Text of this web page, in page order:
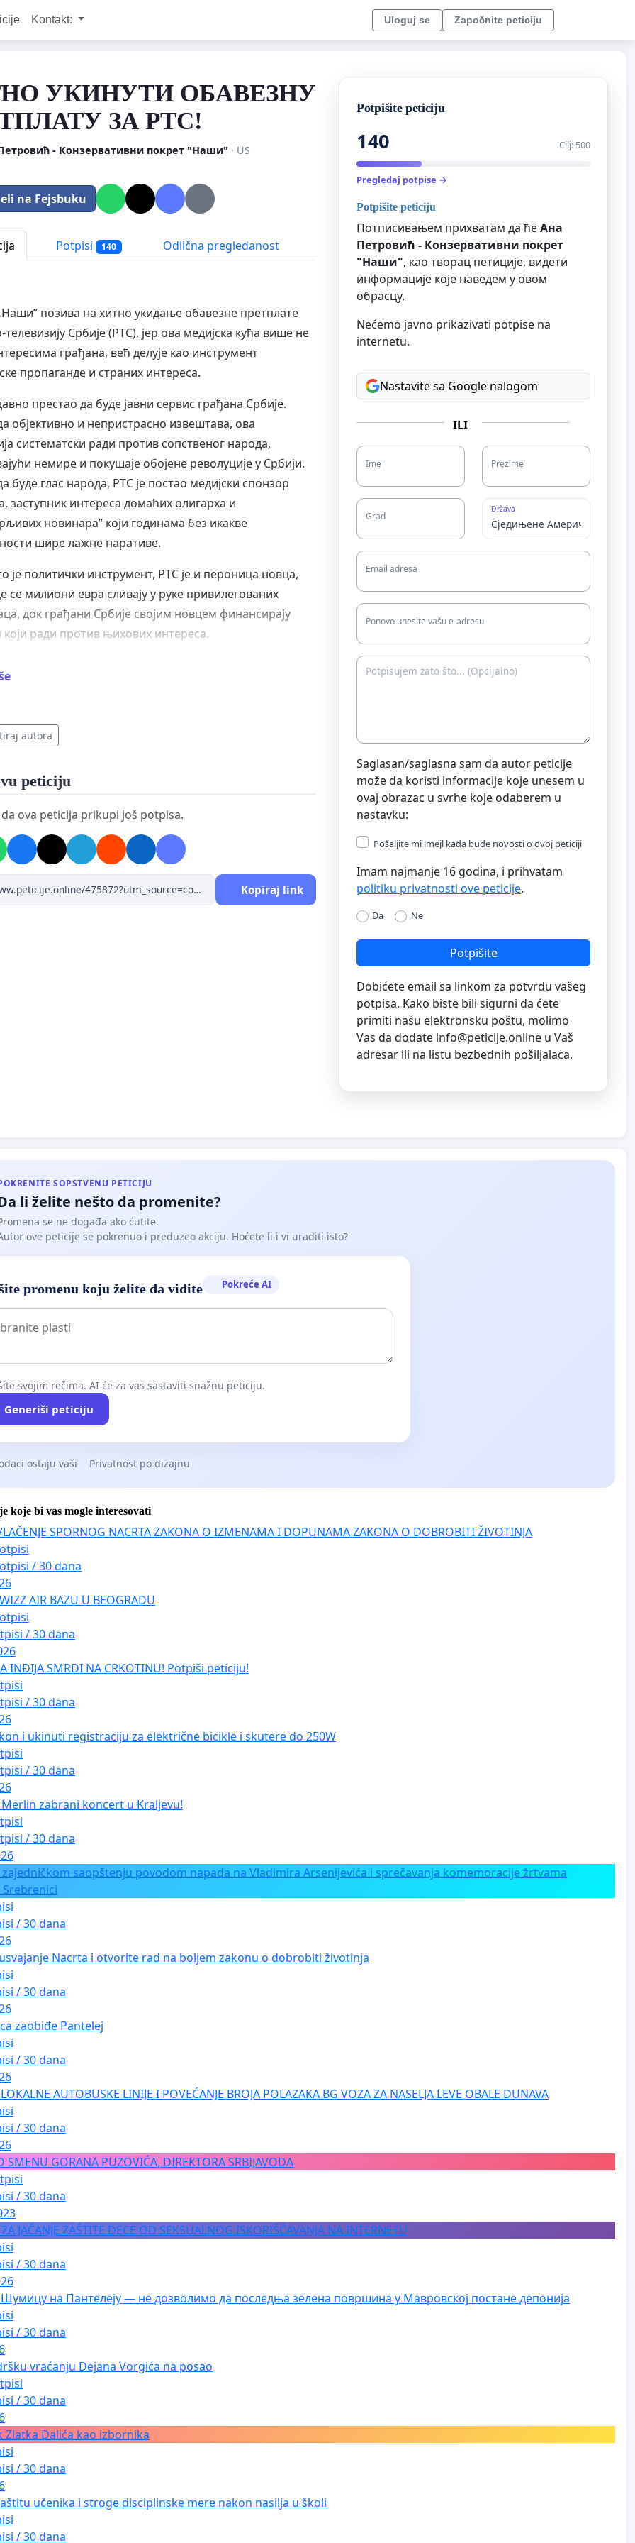
Kontakt: Uloguj se Započnite peticiju
УКИНУТИ ОБАВЕЗНУ
ЗА РТС!
- Конзервативни покрет "Наши" · US
na Fejsbuku
Potpisi 140 Odlična pregledanost
позива на хитно укидање обавезне претплате
телевизију Србије (РТС), јер ова медијска кућа више не
грађана, већ делује као инструмент
пропаганде и страних интереса.
престао да буде јавни сервис грађана Србије.
објективно и непристрасно извештава, ова
систематски ради против сопственог народа,
немире и покушаје обојене револуције у Србији.
буде глас народа, РТС је постао медијски спонзор
заступник интереса домаћих олигарха и
новинара” који годинама без икакве
шире лажне наративе.
је политички инструмент, РТС је и пероница новца,
се милиони евра сливају у руке привилегованих
док грађани Србије својим новцем финансирају
ради против њихових интереса.
претплате за РТС и позивамо све грађане Србије да
медиј који ради против нас.
медију. Нема оправдања да народ Србије
хитно укидање обавезне претплате за РТС и
процеса преиспитивања рада ове медијске куће,
утврдило ко је одговоран за вишегодишњу
јавности и злоупотребу јавних ресурса.
autora
peticiju
ova peticija prikupi još potpisa.
Kopiraj link
Potpišite peticiju
140 Cilj: 500
Pregledaj potpise →
Potpišite peticiju
Потписивањем прихватам да ћеАна
Петровић - Конзервативни покрет
"Наши", као творац петиције, видети
информације које наведем у овом
обрасцу.
Nećemo javno prikazivati potpise na
internetu.
Nastavite sa Google nalogom
ILI
Ime Prezime
Grad
Država
Email adresa
Ponovo unesite vašu e-adresu
Saglasan/saglasna sam da autor peticije
može da koristi informacije koje unesem u
ovaj obrazac u svrhe koje odaberem u
nastavku:
Pošaljite mi imejl kada bude novosti o ovoj peticiji
Imam najmanje 16 godina, i prihvatam
politiku privatnosti ove peticije.
Da Ne
Potpišite
Dobićete email sa linkom za potvrdu vašeg
potpisa. Kako biste bili sigurni da ćete
primiti našu elektronsku poštu, molimo
Vas da dodate info@peticije.online u Vaš
adresar ili na listu bezbednih pošiljalaca.
SOPSTVENU PETICIJU
li želite nešto da promenite?
se ne događa ako ćutite.
ove peticije se pokrenuo i preduzeo akciju. Hoćete li i vi uraditi isto?
promenu koju želite da vidite Pokreće AI
svojim rečima. AI će za vas sastaviti snažnu peticiju.
Generiši peticiju
ostaju vaši Privatnost po dizajnu
koje bi vas mogle interesovati
SPORNOG NACRTA ZAKONA O IZMENAMA I DOPUNAMA ZAKONA O DOBROBITI ŽIVOTINJA
/ 30 dana
AIR BAZU U BEOGRADU
/ 30 dana
INĐIJA SMRDI NA CRKOTINU! Potpiši peticiju!
/ 30 dana
i ukinuti registraciju za električne bicikle i skutere do 250W
/ 30 dana
zabrani koncert u Kraljevu!
/ 30 dana
saopštenju povodom napada na Vladimira Arsenijevića i sprečavanja komemoracije žrtvama
/ 30 dana
Nacrta i otvorite rad na boljem zakonu o dobrobiti životinja
/ 30 dana
zaobiđe Pantelej
/ 30 dana
AUTOBUSKE LINIJE I POVEĆANJE BROJA POLAZAKA BG VOZA ZA NASELJA LEVE OBALE DUNAVA
/ 30 dana
SMENU GORANA PUZOVIĆA, DIREKTORA SRBIJAVODA
/ 30 dana
JAČANJE ZAŠTITE DECE OD SEKSUALNOG ISKORIŠĆAVANJA NA INTERNETU
/ 30 dana
на Пантелеју — не дозволимо да последња зелена површина у Мавровској постане депонија
/ 30 dana
vraćanju Dejana Vorgića na posao
/ 30 dana
Zlatka Dalića kao izbornika
/ 30 dana
učenika i stroge disciplinske mere nakon nasilja u školi
/ 30 dana